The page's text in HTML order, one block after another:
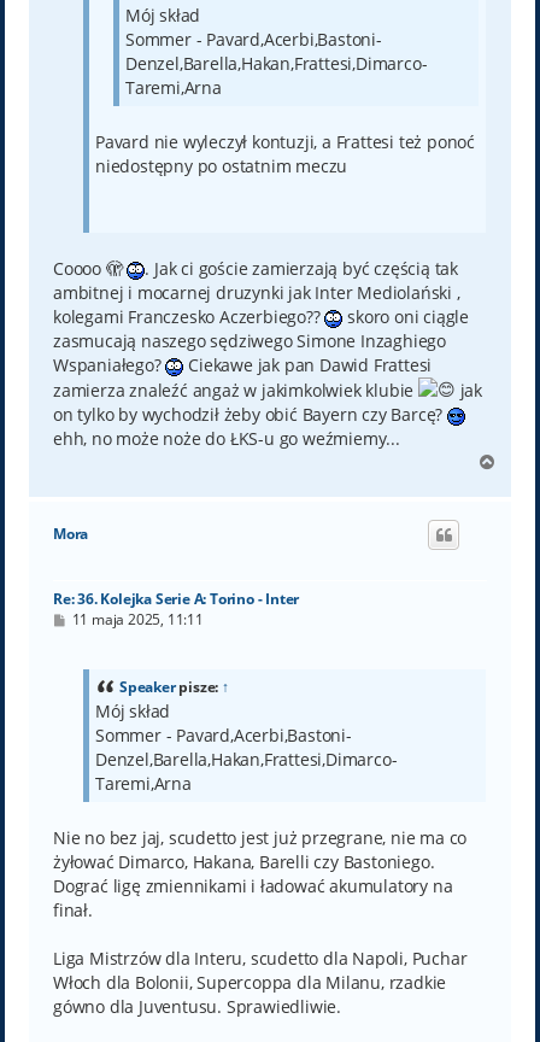
Mój skład
Sommer - Pavard,Acerbi,Bastoni-
Denzel,Barella,Hakan,Frattesi,Dimarco-
Taremi,Arna
Pavard nie wyleczył kontuzji, a Frattesi też ponoć
niedostępny po ostatnim meczu
Coooo 🫣
. Jak ci goście zamierzają być częścią tak
ambitnej i mocarnej druzynki jak Inter Mediolański ,
kolegami Franczesko Aczerbiego??
skoro oni ciągle
zasmucają naszego sędziwego Simone Inzaghiego
Wspaniałego?
Ciekawe jak pan Dawid Frattesi
zamierza znaleźć angaż w jakimkolwiek klubie
jak
on tylko by wychodził żeby obić Bayern czy Barcę?
ehh, no może noże do ŁKS-u go weźmiemy...
g
Mora
Re: 36. Kolejka Serie A: Torino - Inter
P11 maja 2025, 11:11
Speakerpisze: ↑
Mój skład
Sommer - Pavard,Acerbi,Bastoni-
Denzel,Barella,Hakan,Frattesi,Dimarco-
Taremi,Arna
Nie no bez jaj, scudetto jest już przegrane, nie ma co
żyłować Dimarco, Hakana, Barelli czy Bastoniego.
Dograć ligę zmiennikami i ładować akumulatory na
finał.
Liga Mistrzów dla Interu, scudetto dla Napoli, Puchar
Włoch dla Bolonii, Supercoppa dla Milanu, rzadkie
gówno dla Juventusu. Sprawiedliwie.